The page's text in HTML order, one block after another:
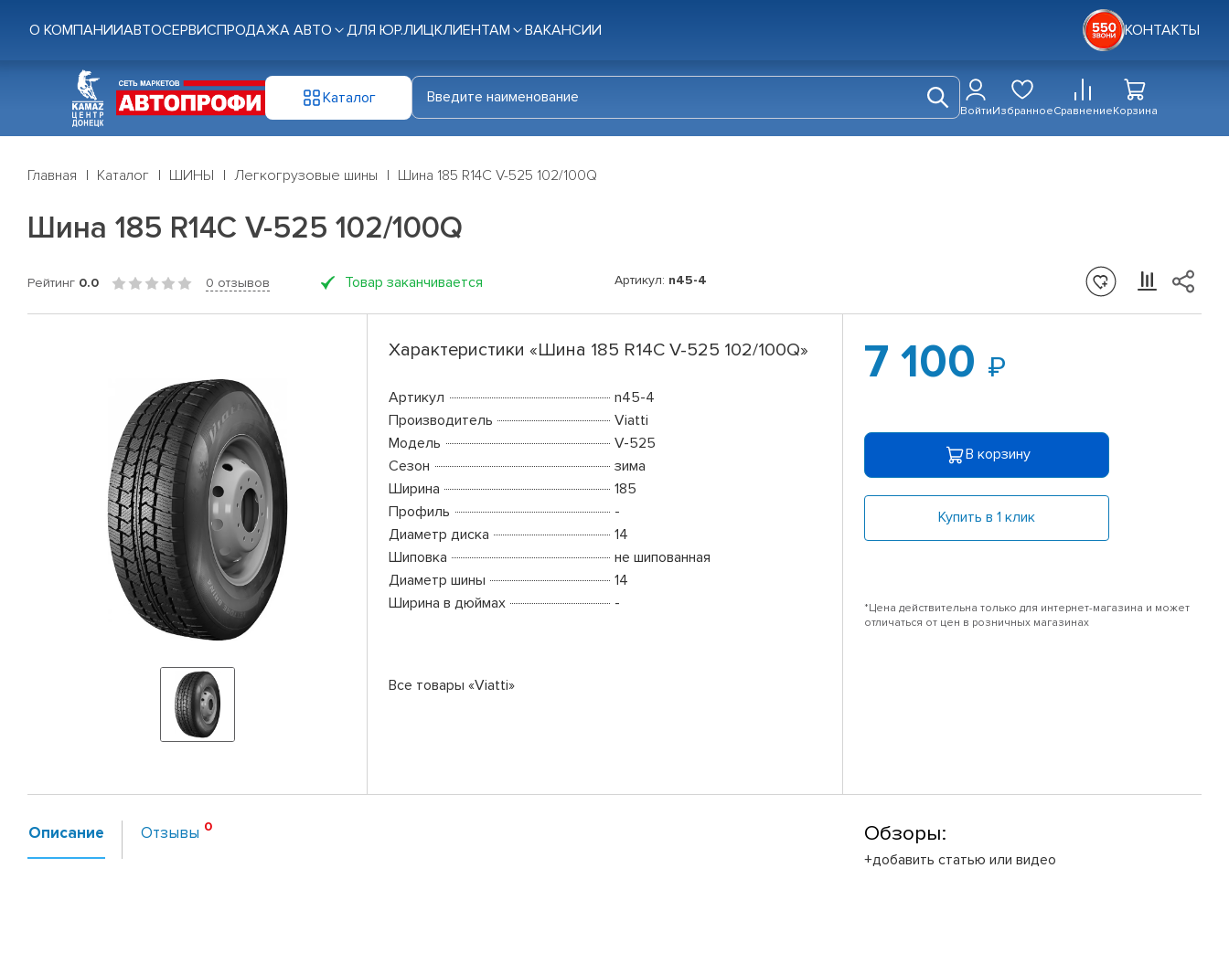
О КОМПАНИИАВТОСЕРВИСПРОДАЖА АВТО ДЛЯ ЮР.ЛИЦКЛИЕНТАМ ВАКАНСИИ КОНТАКТЫ
Каталог
ВойтиИзбранноеСравнениеКорзина
Главная Каталог ШИНЫ Легкогрузовые шины Шина 185 R14C V-525 102/100Q
Шина 185 R14C V-525 102/100Q
Рейтинг 0.0 0 отзывов Товар заканчивается Артикул: n45-4
Характеристики «Шина 185 R14C V-525 102/100Q»
Артикул
n45-4
Производитель
Viatti
Модель
V-525
Сезон
зима
Ширина
185
Профиль
-
Диаметр диска
14
Шиповка
не шипованная
Диаметр шины
14
Ширина в дюймах
-
Все товары «Viatti»
7 100
В корзину
Купить в 1 клик
*Цена действительна только для интернет-магазина и может
отличаться от цен в розничных магазинах
Описание Отзывы Обзоры:
+добавить статью или видео